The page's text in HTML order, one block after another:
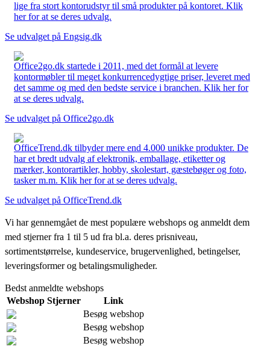
lige fra stort kontorudstyr til små produkter på kontoret. Klik
her for at se deres udvalg.
Se udvalget på Engsig.dk
Office2go.dk startede i 2011, med det formål at levere
kontormøbler til meget konkurrencedygtige priser, leveret med
det samme og med den bedste service i branchen. Klik her for
at se deres udvalg.
Se udvalget på Office2go.dk
OfficeTrend.dk tilbyder mere end 4.000 unikke produkter. De
har et bredt udvalg af elektronik, emballage, etiketter og
mærker, kontorartikler, hobby, skolestart, gæstebøger og foto,
tasker m.m. Klik her for at se deres udvalg.
Se udvalget på OfficeTrend.dk
Vi har gennemgået de mest populære webshops og anmeldt dem
med stjerner fra 1 til 5 ud fra bl.a. deres prisniveau,
sortimentstørrelse, kundeservice, brugervenlighed, betingelser,
leveringsformer og betalingsmuligheder.
Bedst anmeldte webshops
Webshop Stjerner
Link
Besøg webshop
Besøg webshop
Besøg webshop